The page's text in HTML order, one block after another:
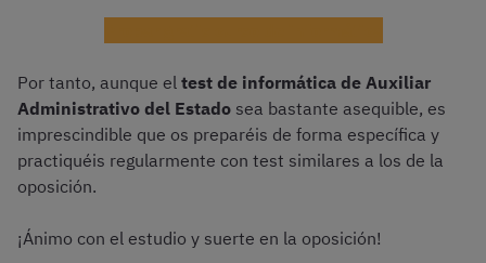
Por tanto, aunque el test de informática de Auxiliar
Administrativo del Estado sea bastante asequible, es
imprescindible que os preparéis de forma específica y
practiquéis regularmente con test similares a los de la
oposición.
¡Ánimo con el estudio y suerte en la oposición!